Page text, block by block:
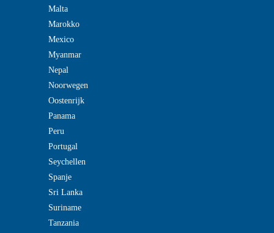
Malta
Marokko
Mexico
Myanmar
Nepal
Noorwegen
Oostenrijk
Panama
Peru
Portugal
Seychellen
Spanje
Sri Lanka
Suriname
Tanzania